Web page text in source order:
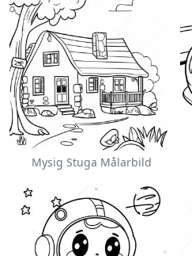
Mysig Stuga Målarbild